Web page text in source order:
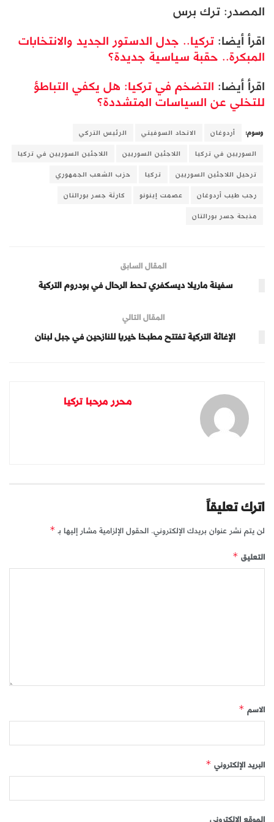
المصدر: ترك برس
اقرأ أيضا:تركيا.. جدل الدستور الجديد والانتخابات
المبكرة.. حقبة سياسية جديدة؟
اقرأ أيضا: التضخم في تركيا: هل يكفي التباطؤ
للتخلي عن السياسات المتشددة؟
وسوم: أردوغان الاتحاد السوفيتي
الرئيس التركي
السوريين في تركيا
اللاجئين السوريين
اللاجئين السوريين في تركيا
ترحيل اللاجئين السوريين
تركيا
حزب الشعب الجمهوري
رجب طيب أردوغان
عصمت إينونو
كارثة جسر بورالتان
مذبحة جسر بورالتان
المقال السابق
سفينة ماريلا ديسكفري تحط الرحال في بودروم التركية
المقال التالي
الإغاثة التركية تفتتح مطبخا خيريا للنازحين في جبل لبنان
محرر مرحبا تركيا
اترك تعليقاً
لن يتم نشر عنوان بريدك الإلكتروني. الحقول الإلزامية مشار إليها بـ *
التعليق *
الاسم *
البريد الإلكتروني *